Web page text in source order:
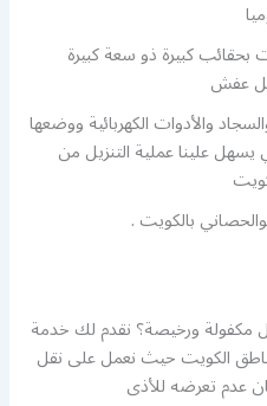
كبيرة ذو سعة كبيرة
عفش
والأدوات الكهربائية ووضعها
علينا عملية التنزيل من
بالكويت .
ورخيصة؟ نقدم لك خدمة
الكويت حيث نعمل على نقل
عدم تعرضه للأذى